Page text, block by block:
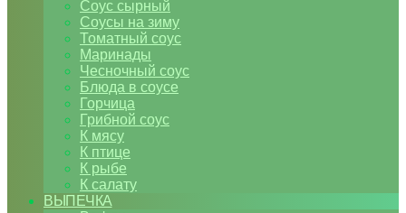
Соус сырный
Соусы на зиму
Томатный соус
Маринады
Чесночный соус
Блюда в соусе
Горчица
Грибной соус
К мясу
К птице
К рыбе
К салату
ВЫПЕЧКА